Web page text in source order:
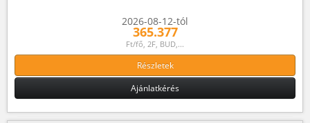
2026-08-12-tól
365.377
Ft/fő, 2F, BUD,...
Részletek
Ajánlatkérés